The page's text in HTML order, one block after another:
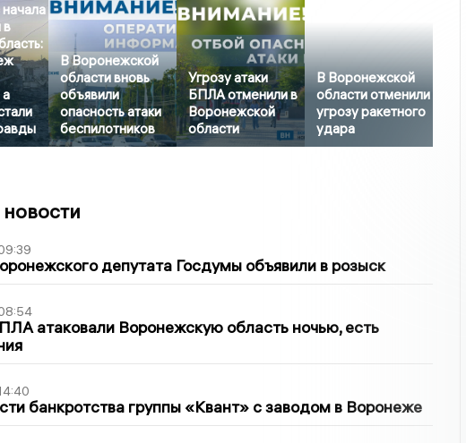
в
В Воронежской
области вновь
объявили
опасность атаки
беспилотников
Угрозу атаки
БПЛА отменили в
Воронежской
области
В Воронежской
области отменили
угрозу ракетного
удара
депутата Госдумы объявили в розыск
атаковали Воронежскую область ночью, есть
банкротства группы «Квант» с заводом в Воронеже